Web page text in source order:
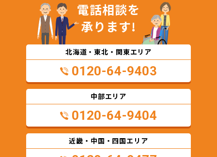
電話相談を
承ります!
北海道・東北・関東エリア
0120-64-9403
中部エリア
0120-64-9404
近畿・中国・四国エリア